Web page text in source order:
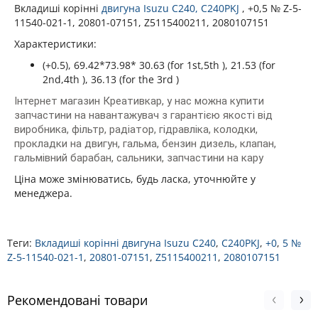
Вкладиші корінні двигуна Isuzu C240, C240PKJ , +0,5 № Z-5-
11540-021-1, 20801-07151, Z5115400211, 2080107151
Характеристики:
(+0.5), 69.42*73.98* 30.63 (for 1st,5th ), 21.53 (for
2nd,4th ), 36.13 (for the 3rd )
Інтернет магазин Креативкар, у нас можна купити
запчастини на навантажувач з гарантією якості від
виробника, фільтр, радіатор, гідравліка, колодки,
прокладки на двигун, гальма, бензин дизель, клапан,
гальмівний барабан, сальники, запчастини на кару
Ціна може змінюватись, будь ласка, уточнюйте у
менеджера.
Теги: Вкладиші корінні двигуна Isuzu C240, C240PKJ, +0, 5 №
Z-5-11540-021-1 , 20801-07151 , Z5115400211 , 2080107151
Рекомендовані товари